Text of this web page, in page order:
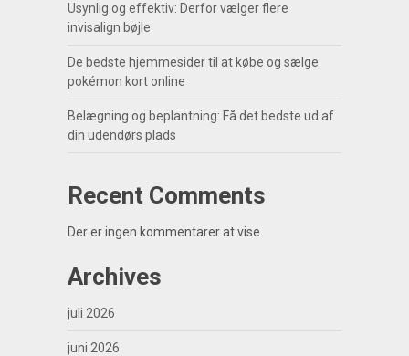
Usynlig og effektiv: Derfor vælger flere
invisalign bøjle
De bedste hjemmesider til at købe og sælge
pokémon kort online
Belægning og beplantning: Få det bedste ud af
din udendørs plads
Recent Comments
Der er ingen kommentarer at vise.
Archives
juli 2026
juni 2026